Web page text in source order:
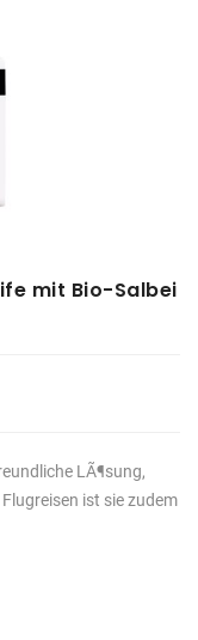
mit Bio-Salbei
LÃ¶sung,
ist sie zudem